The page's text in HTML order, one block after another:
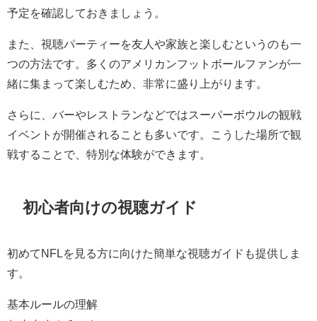
予定を確認しておきましょう。
また、視聴パーティーを友人や家族と楽しむというのも一
つの方法です。多くのアメリカンフットボールファンが一
緒に集まって楽しむため、非常に盛り上がります。
さらに、バーやレストランなどではスーパーボウルの観戦
イベントが開催されることも多いです。こうした場所で観
戦することで、特別な体験ができます。
初心者向けの視聴ガイド
初めてNFLを見る方に向けた簡単な視聴ガイドも提供しま
す。
基本ルールの理解